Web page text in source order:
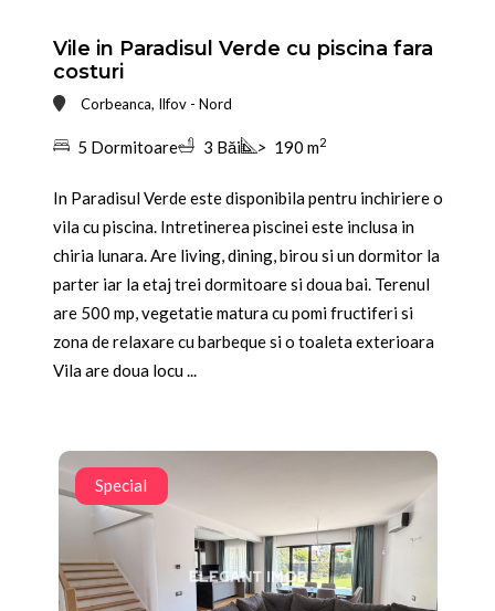
Vile in Paradisul Verde cu piscina fara
costuri
Corbeanca, Ilfov - Nord
5 Dormitoare 3 Băi > 190 m2
In Paradisul Verde este disponibila pentru inchiriere o
vila cu piscina. Intretinerea piscinei este inclusa in
chiria lunara. Are living, dining, birou si un dormitor la
parter iar la etaj trei dormitoare si doua bai. Terenul
are 500 mp, vegetatie matura cu pomi fructiferi si
zona de relaxare cu barbeque si o toaleta exterioara
Vila are doua locu ...
Special